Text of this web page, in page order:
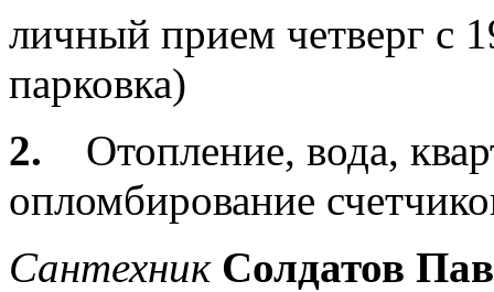
личный прием четверг с
парковка)
2. Отопление, вода,
опломбирование
Сантехник Солдатов